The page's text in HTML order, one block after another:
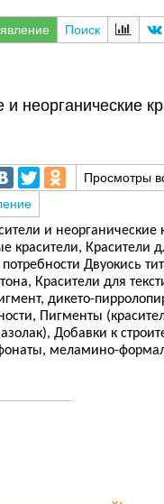
Поиск
неорганические
Просмотры
и
красители, Красители
Двуокись
Красители для
дикето-
Пигменты
Добавки к
меламино-